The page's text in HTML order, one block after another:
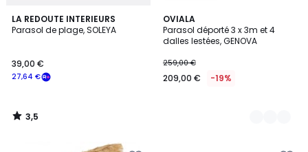
LA REDOUTE INTERIEURS
Parasol de plage, SOLEYA
27,64 €
39,00 €
3,5
/ 5
3,5
/
OVIALA
Parasol déporté 3 x 3m et 4
dalles lestées, GENOVA
259,00 €
209,00 € -19%
3
Couleurs